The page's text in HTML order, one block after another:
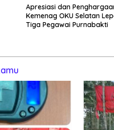
Apresiasi dan
Kemenag OKU Selatan
Tiga Pegawai Purnabakti